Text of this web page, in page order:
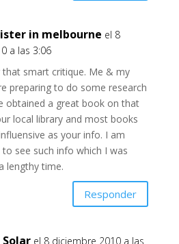
in melbourne el 8
a las 3:06
smart critique. Me & my
preparing to do some research
obtained a great book on that
local library and most books
as your info. I am
to see such info which I was
lengthy time.
Responder
el 8 diciembre 2010 a las